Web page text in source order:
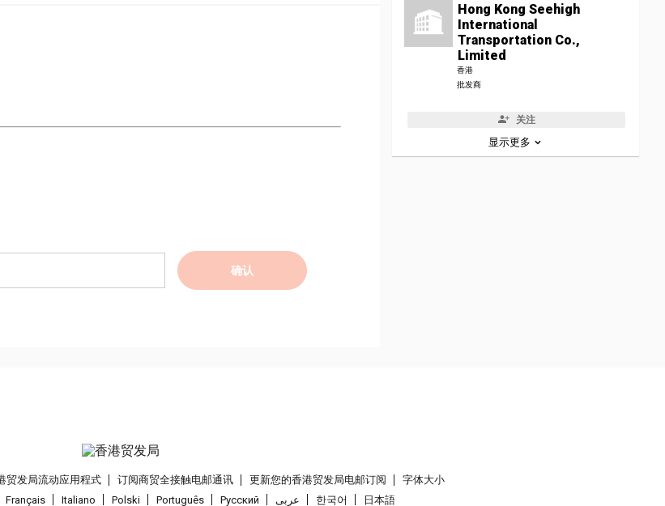
确认
Hong Kong Seehigh
International
Transportation Co.,
Limited
香港
批发商
关注
显示更多
贸发局流动应用程式 订阅商贸全接触电邮通讯 更新您的香港贸发局电邮订阅
字体大小
Français Italiano Polski Português Pусский عربى 한국어 日本語